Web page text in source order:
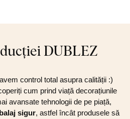
DUBLEZ
control total asupra calității :)
cum prind viață decorațiunile
avansate tehnologii de pe piață,
sigur, astfel încât produsele să